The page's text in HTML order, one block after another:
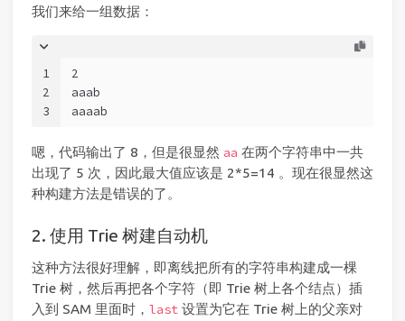
我们来给一组数据：
1
2
3
2
aaab
aaaab
嗯，代码输出了 8，但是很显然 aa 在两个字符串中一共
出现了 5 次，因此最大值应该是 2*5=14 。现在很显然这
种构建方法是错误的了。
2. 使用 Trie 树建自动机
这种方法很好理解，即离线把所有的字符串构建成一棵
Trie 树，然后再把各个字符（即 Trie 树上各个结点）插
入到 SAM 里面时， last 设置为它在 Trie 树上的父亲对